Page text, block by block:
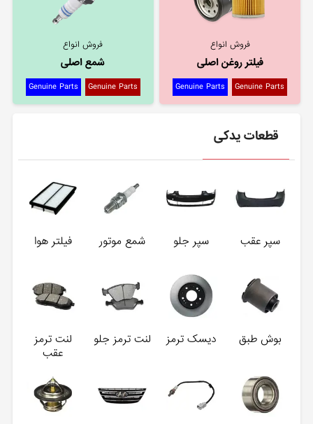
فروش انواع
فیلتر روغن اصلی
Genuine Parts
Genuine Parts
فروش انواع
شمع اصلی
Genuine Parts
Genuine Parts
قطعات یدکی
سپر عقب سپر جلو شمع موتور فیلتر هوا
بوش طبق دیسک ترمز لنت ترمز جلو
لنت ترمز
عقب